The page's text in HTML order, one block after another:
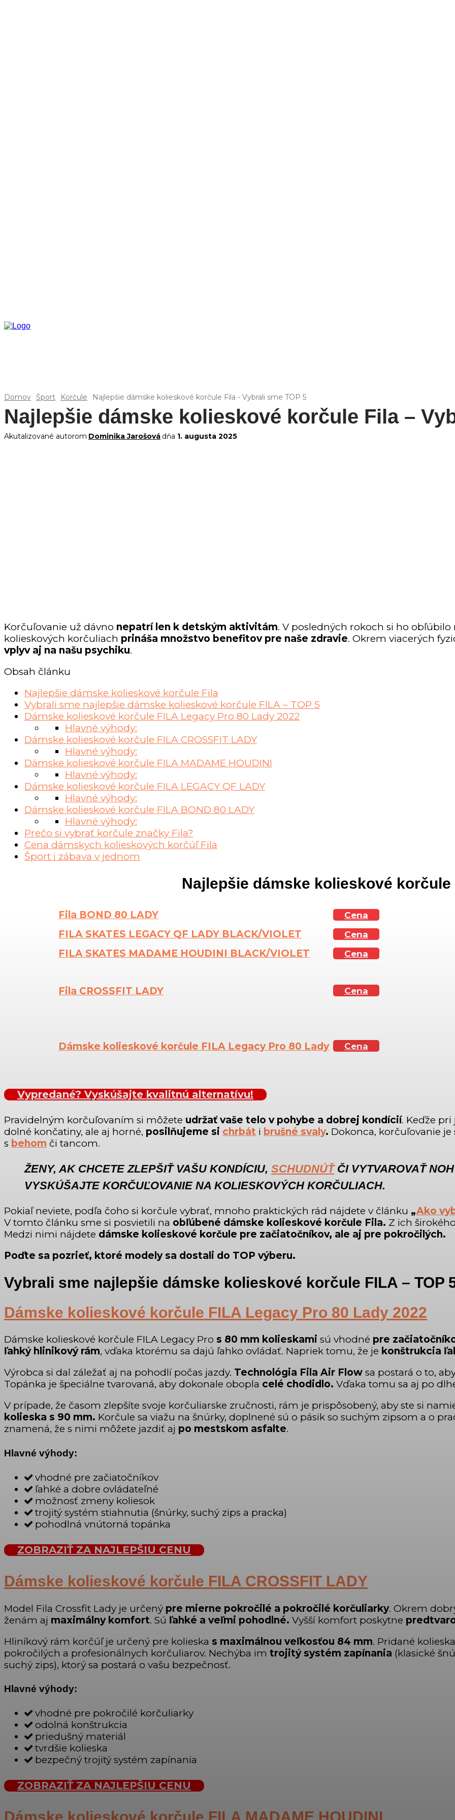
Domov Šport Korčule Najlepšie dámske kolieskové korčule Fila - Vybrali sme TOP 5
Najlepšie dámske kolieskové korčule Fila –
Akutalizované autorom Dominika Jarošová dňa 1. augusta 2025
Korčuľovanie už dávno nepatrí len k detským aktivitám. V posledných rokoch si ho
kolieskových korčuliach prináša množstvo benefitov pre naše zdravie. Okrem viacerých
vplyv aj na našu psychiku.
Obsah článku
Najlepšie dámske kolieskové korčule Fila
Vybrali sme najlepšie dámske kolieskové korčule FILA – TOP 5
Dámske kolieskové korčule FILA Legacy Pro 80 Lady 2022
Hlavné výhody:
Dámske kolieskové korčule FILA CROSSFIT LADY
Hlavné výhody:
Dámske kolieskové korčule FILA MADAME HOUDINI
Hlavné výhody:
Dámske kolieskové korčule FILA LEGACY QF LADY
Hlavné výhody:
Dámske kolieskové korčule FILA BOND 80 LADY
Hlavné výhody:
Prečo si vybrať korčule značky Fila?
Cena dámskych kolieskových korčúľ Fila
Šport i zábava v jednom
Najlepšie dámske kolieskové korčule
Fila BOND 80 LADY Cena
FILA SKATES LEGACY QF LADY BLACK/VIOLET Cena
FILA SKATES MADAME HOUDINI BLACK/VIOLET Cena
Fila CROSSFIT LADY Cena
Dámske kolieskové korčule FILA Legacy Pro 80 Lady Cena
Vypredané? Vyskúšajte kvalitnú alternatívu!
Pravidelným korčuľovaním si môžete udržať vaše telo v pohybe a dobrej kondícií. Keďže
dolné končatiny, ale aj horné, posilňujeme si chrbát i brušné svaly. Dokonca, korčuľovanie je
s behom či tancom.
ŽENY, AK CHCETE ZLEPŠIŤ VAŠU KONDÍCIU, SCHUDNÚŤČI VYTVAROVAŤ
VYSKÚŠAJTE KORČUĽOVANIE NA KOLIESKOVÝCH KORČULIACH.
Pokiaľ neviete, podľa čoho si korčule vybrať, mnoho praktických rád nájdete v článku „Ako
V tomto článku sme si posvietili na obľúbené dámske kolieskové korčule Fila. Z ich
Medzi nimi nájdete dámske kolieskové korčule pre začiatočníkov, ale aj pre pokročilých.
Poďte sa pozrieť, ktoré modely sa dostali do TOP výberu.
Vybrali sme najlepšie dámske kolieskové korčule FILA – TOP
Dámske kolieskové korčule FILA Legacy Pro 80 Lady 2022
Dámske kolieskové korčule FILA Legacy Pro s 80 mm kolieskami sú vhodné pre
ľahký hlinikový rám, vďaka ktorému sa dajú ľahko ovládať. Napriek tomu, že je konštrukcia
Výrobca si dal záležať aj na pohodlí počas jazdy. Technológia Fila Air Flow sa postará o to,
Topánka je špeciálne tvarovaná, aby dokonale obopla celé chodidlo. Vďaka tomu sa aj po
V prípade, že časom zlepšíte svoje korčuliarske zručnosti, rám je prispôsobený, aby ste si
kolieska s 90 mm. Korčule sa viažu na šnúrky, doplnené sú o pásik so suchým zipsom a o
znamená, že s nimi môžete jazdiť aj po mestskom asfalte.
Hlavné výhody:
vhodné pre začiatočníkov
ľahké a dobre ovládateľné
možnosť zmeny koliesok
trojitý systém stiahnutia (šnúrky, suchý zips a pracka)
pohodlná vnútorná topánka
ZOBRAZIŤ ZA NAJLEPŠIU CENU
Dámske kolieskové korčule FILA CROSSFIT LADY
Model Fila Crossfit Lady je určený pre mierne pokročilé a pokročilé korčuliarky. Okrem
ženám aj maximálny komfort. Sú ľahké a veľmi pohodlné. Vyšší komfort poskytne
Hliníkový rám korčúľ je určený pre kolieska s maximálnou veľkosťou 84 mm. Pridané
pokročilých a profesionálnych korčuliarov. Nechýba im trojitý systém zapínania (klasické
suchý zips), ktorý sa postará o vašu bezpečnosť.
Hlavné výhody:
vhodné pre pokročilé korčuliarky
odolná konštrukcia
priedušný materiál
tvrdšie kolieska
bezpečný trojitý systém zapínania
ZOBRAZIŤ ZA NAJLEPŠIU CENU